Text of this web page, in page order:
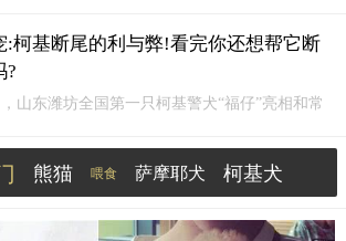
的，经常都是毛犬是一种非常优雅的狗狗...
:柯基断尾的利与弊!看完你还想帮它断
?
山东潍坊全国第一只柯基警犬“福仔”亮相和常
小短腿以及精湛的搜爆技术迅速走红网络福仔
仔优异的训练成绩，更让人印象深刻的是，福
只有着毛茸茸尾巴的柯基狗狗哦。
熊猫 喂食 萨摩耶犬 柯基犬